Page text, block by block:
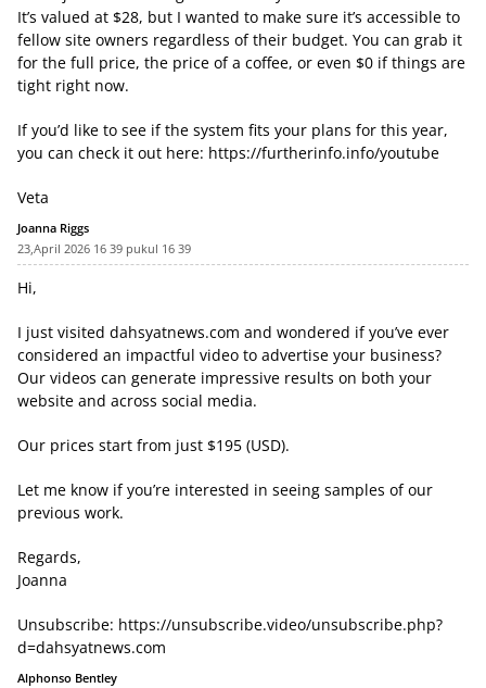
It’s valued at $28, but I wanted to make sure it’s accessible to
fellow site owners regardless of their budget. You can grab it
for the full price, the price of a coffee, or even $0 if things are
tight right now.
If you’d like to see if the system fits your plans for this year,
you can check it out here: https://furtherinfo.info/youtube
Veta
Joanna Riggs
23,April 2026 16 39 pukul 16 39
Hi,
I just visited dahsyatnews.com and wondered if you’ve ever
considered an impactful video to advertise your business?
Our videos can generate impressive results on both your
website and across social media.
Our prices start from just $195 (USD).
Let me know if you’re interested in seeing samples of our
previous work.
Regards,
Joanna
Unsubscribe: https://unsubscribe.video/unsubscribe.php?
d=dahsyatnews.com
Alphonso Bentley